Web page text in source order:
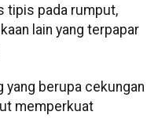
tipis pada rumput,
lain yang terpapar
yang berupa cekungan
memperkuat